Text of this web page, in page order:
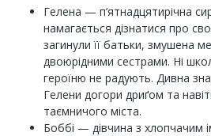
Гелена — п’ятнадцятирічна
намагається дізнатися про
загинули її батьки, змушена
двоюрідними сестрами. Ні
героїню не радують. Дивна
Гелени догори дриґом та
таємничого міста.
Боббі — дівчина з хлопчачим